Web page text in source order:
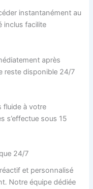
instantanément au
inclus facilite
après
reste disponible 24/7
fluide à votre
s’effectue sous 15
24/7
et personnalisé
Notre équipe dédiée